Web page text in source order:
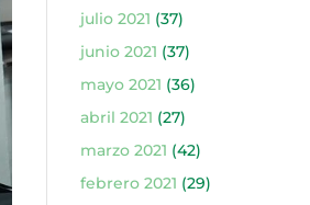
julio 2021 (37)
junio 2021 (37)
mayo 2021 (36)
abril 2021 (27)
marzo 2021 (42)
febrero 2021 (29)